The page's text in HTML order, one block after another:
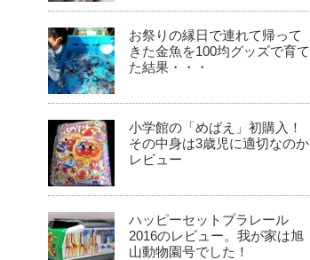
お祭りの縁日で連れて帰って
きた金魚を100均グッズで育て
た結果・・・
小学館の「めばえ」初購入！
その中身は3歳児に適切なのか
レビュー
ハッピーセットプラレール
2016のレビュー。我が家は旭
山動物園号でした！